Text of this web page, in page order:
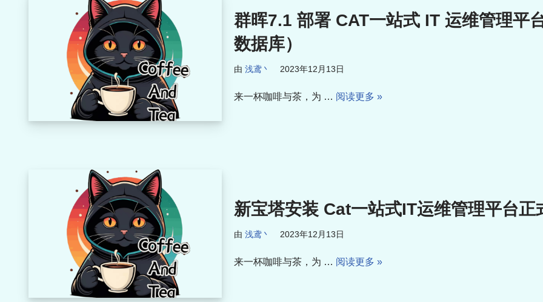
群晖7.1 部署 CAT一站式 IT 运维管理平
数据库）
由 浅鸢丶 2023年12月13日
来一杯咖啡与茶，为 … 阅读更多 »
新宝塔安装 Cat一站式IT运维管理平台正
由 浅鸢丶 2023年12月13日
来一杯咖啡与茶，为 … 阅读更多 »